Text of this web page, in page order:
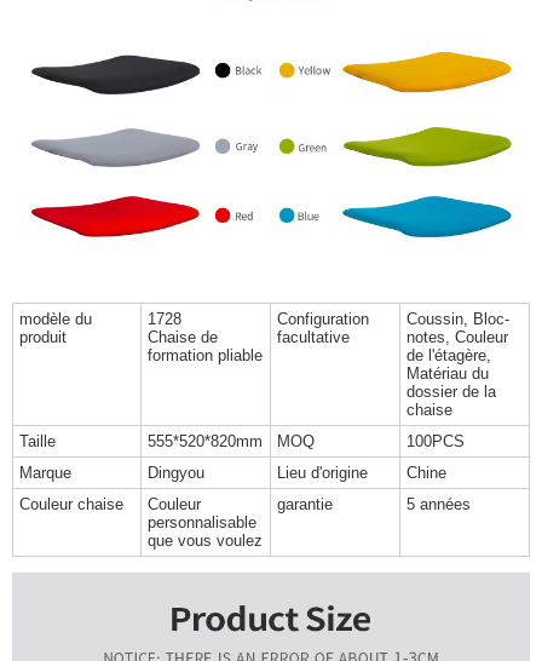
modèle du
produit
1728
Chaise de
formation pliable
Configuration
facultative
Coussin, Bloc-
notes, Couleur
de l'étagère,
Matériau du
dossier de la
chaise
Taille
555*520*820mm MOQ
100PCS
Marque
Dingyou Lieu d'origine
Chine
Couleur chaise
Couleur
personnalisable
que vous voulez
garantie 5 années